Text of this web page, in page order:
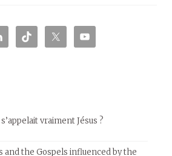
vraiment Jésus ?
and the Gospels influenced by the